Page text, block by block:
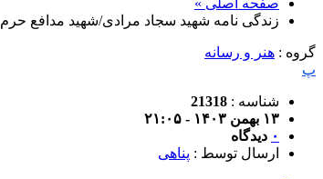
زندگی نامه شهید سجاد مرادی/شهید مدافع حرم
گروه : هنر و رسانه
پ
شناسه : 21318
۱۳ بهمن ۱۴۰۳ - ۲۱:۰۵
۰ دیدگاه
ارسال توسط : پناهی